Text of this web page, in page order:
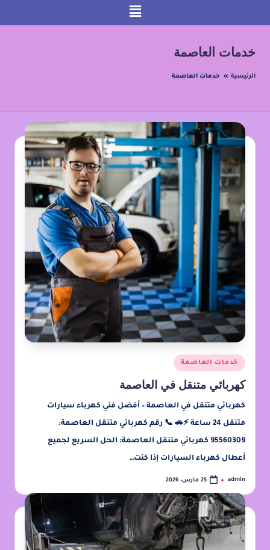
التجاوز
خدمات العاصمة
الرئيسية » خدمات العاصمة
خدمات العاصمة
كهربائي متنقل في العاصمة
كهربائي متنقل في العاصمة – أفضل فني كهرباء سيارات
متنقل 24 ساعة ⚡🚗 📞 رقم كهربائي متنقل العاصمة:
95560309 كهربائي متنقل العاصمة: الحل السريع لجميع
أعطال كهرباء السيارات إذا كنت…
admin 25 مارس، 2026